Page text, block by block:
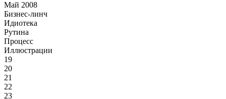
Май 2008
Бизнес-линч
Идиотека
Рутина
Процесс
Иллюстрации
19
20
21
22
23